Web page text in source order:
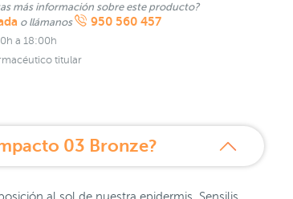
más información sobre este producto?
o llámanos 950 560 457
a 18:00h
titular
03 Bronze?